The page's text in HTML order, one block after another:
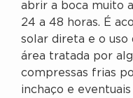
abrir a boca muito
24 a 48 horas. É
solar direta e o uso
área tratada por
compressas frias
inchaço e